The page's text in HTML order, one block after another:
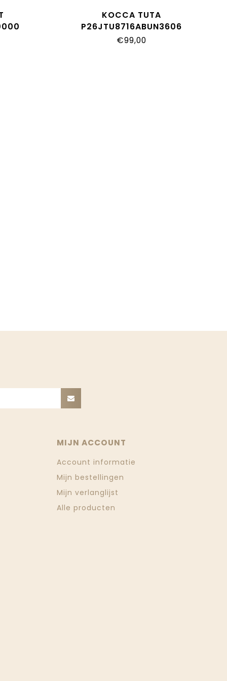
KOCCA TUTA
P26JTU8716ABUN3606
€99,00
MIJN ACCOUNT
Account informatie
Mijn bestellingen
Mijn verlanglijst
Alle producten